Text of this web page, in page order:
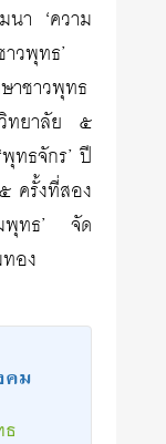
นา ‘ความ
วพุทธ’
าชาวพุทธ
ทยาลัย ๕
ทธจักร’ ปี
รั้งที่สอง
พุทธ’ จัด
อง
คม